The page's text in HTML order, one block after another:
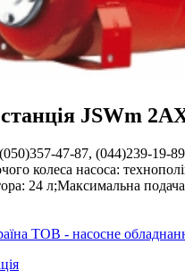
JSWm
47-87, (044)239-19-
колеса насоса:
24 л;Максимальна
ТОВ - насосне